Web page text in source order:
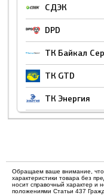
СДЭК
DPD
ТК Байкал
ТК GTD
ТК Энергия
Обращаем ваше внимание, что
характеристики товара без
носит справочный характер и
положениями Статьи 437